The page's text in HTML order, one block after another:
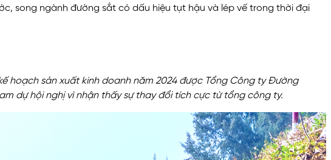
song ngành đường sắt có dấu hiệu tụt hậu và lép vế trong thời đại
hoạch sản xuất kinh doanh năm 2024 được Tổng Công ty Đường
dự hội nghị vì nhận thấy sự thay đổi tích cực từ tổng công ty.